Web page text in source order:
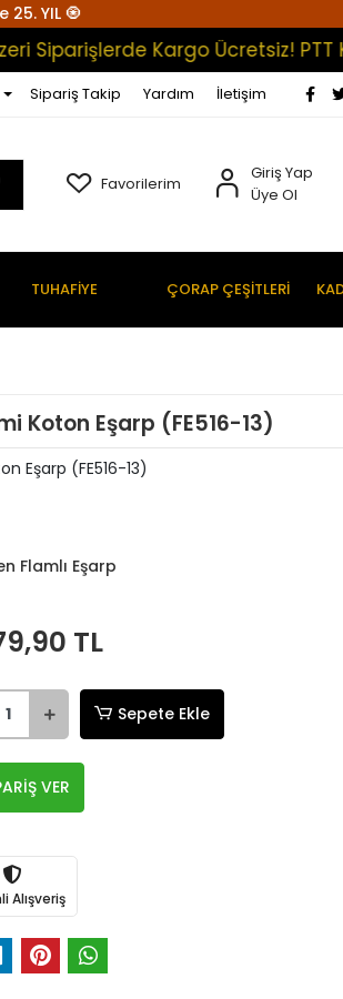
YIL 🧿
Kargo Ücretsiz! PTT
Sipariş Takip Yardım İletişim
Favorilerim
Giriş Yap
Üye Ol
TUHAFİYE ÇORAP ÇEŞİTLERİ
Koton Eşarp (FE516-13)
Eşarp (FE516-13)
Flamlı Eşarp
TL
Sepete Ekle
VER
Alışveriş